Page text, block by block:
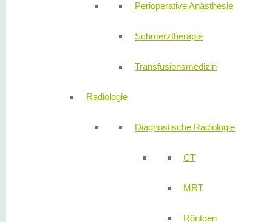
Perioperative Anästhesie
Schmerztherapie
Transfusionsmedizin
Radiologie
Diagnostische Radiologie
CT
MRT
Röntgen